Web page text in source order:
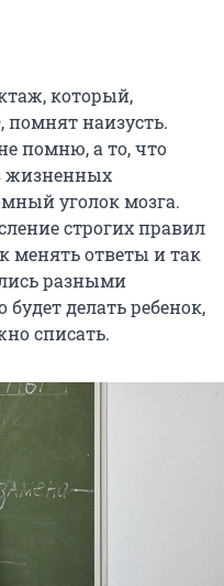
который,
помнят наизусть.
помню, а то, что
жизненных
уголок мозга.
строгих правил
менять ответы и так
разными
делать ребенок,
списать.